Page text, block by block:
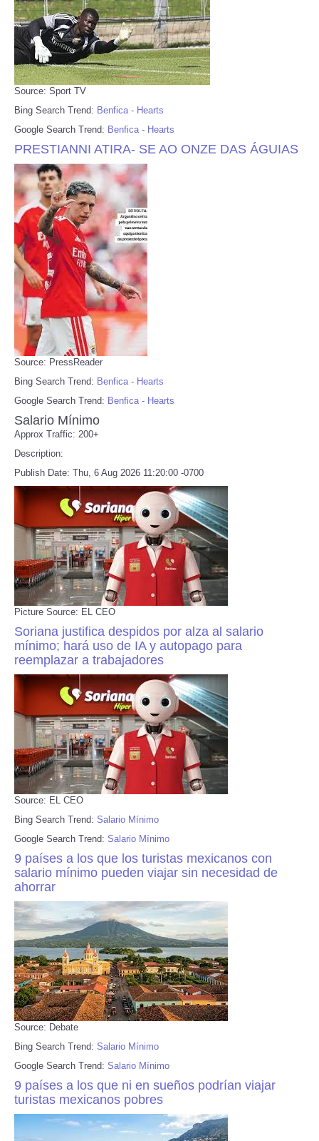
Source: Sport TV
Bing Search Trend: Benfica - Hearts
Google Search Trend: Benfica - Hearts
PRESTIANNI ATIRA- SE AO ONZE DAS ÁGUIAS
Source: PressReader
Bing Search Trend: Benfica - Hearts
Google Search Trend: Benfica - Hearts
Salario Mínimo
Approx Traffic: 200+
Description:
Publish Date: Thu, 6 Aug 2026 11:20:00 -0700
Picture Source: EL CEO
Soriana justifica despidos por alza al salario
mínimo; hará uso de IA y autopago para
reemplazar a trabajadores
Source: EL CEO
Bing Search Trend: Salario Mínimo
Google Search Trend: Salario Mínimo
9 países a los que los turistas mexicanos con
salario mínimo pueden viajar sin necesidad de
ahorrar
Source: Debate
Bing Search Trend: Salario Mínimo
Google Search Trend: Salario Mínimo
9 países a los que ni en sueños podrían viajar
turistas mexicanos pobres